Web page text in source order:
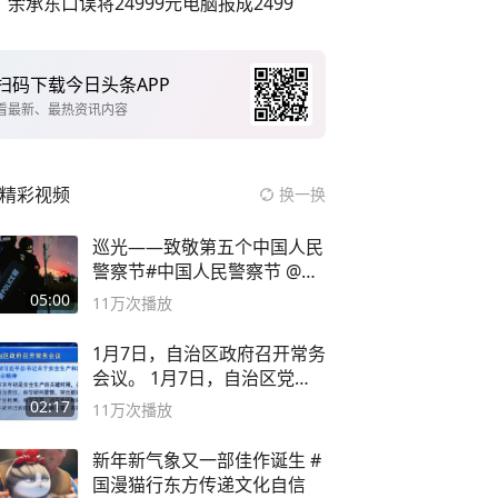
码下载今日头条APP
最新、最热资讯内容
精彩视频 换一换
05:00
巡光——致敬第五个中国人民
警察节#中国人民警察节 @抖
音小助手
11万次播放
02:17
1月7日，自治区政府召开常务
会议。 1月7日，自治区党委
副书记
11万次播放
新年新气象又一部佳作诞生 #
国漫猫行东方传递文化自信